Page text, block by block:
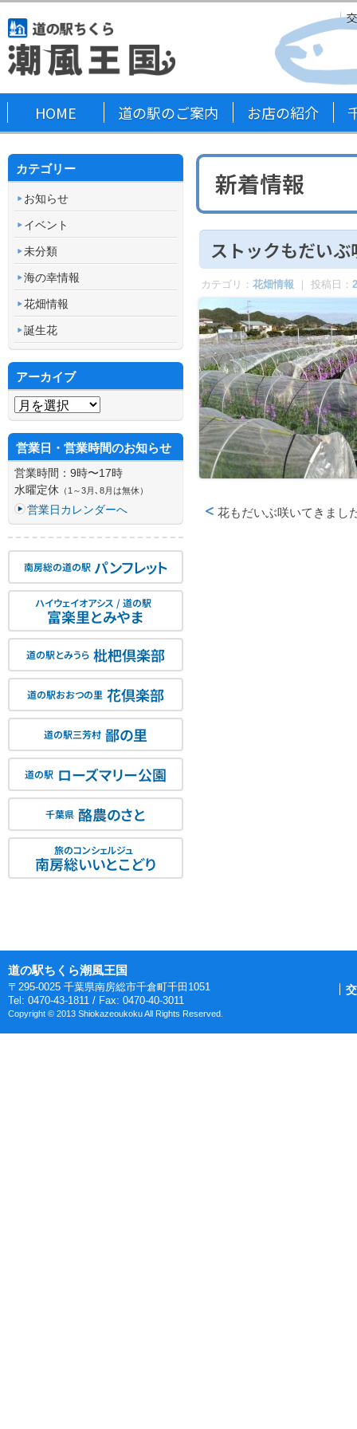
HOME 道の駅のご案内 お店の紹介
新着情報
ストックもだい
カテゴリ： 花畑情報 ｜ 投稿日：
花もだいぶ咲いてきまし
カテゴリー
お知らせ
イベント
未分類
海の幸情報
花畑情報
誕生花
アーカイブ
アーカイブ
営業日・営業時間のお知らせ
営業時間：9時〜17時
水曜定休 （1～3月､8月は無休）
営業日カレンダーへ
南房総の道の駅 パンフレット
ハイウェイオアシス / 道の駅
富楽里とみやま
道の駅とみうら 枇杷倶楽部
道の駅おおつの里 花倶楽部
道の駅三芳村 鄙の里
道の駅 ローズマリー公園
千葉県 酪農のさと
旅のコンシェルジュ
南房総いいとこどり
道の駅ちくら潮風王国
〒295-0025 千葉県南房総市千倉町千田1051
Tel: 0470-43-1811 / Fax: 0470-40-3011
Copyright © 2013 Shiokazeoukoku All Rights Reserved.